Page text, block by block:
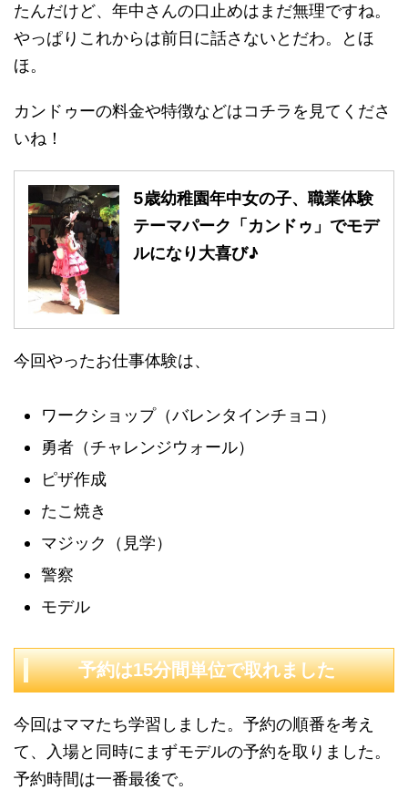
たんだけど、年中さんの口止めはまだ無理ですね。
やっぱりこれからは前日に話さないとだわ。とほ
ほ。
カンドゥーの料金や特徴などはコチラを見てくださ
いね！
5歳幼稚園年中女の子、職業体験
テーマパーク「カンドゥ」でモデ
ルになり大喜び♪
今回やったお仕事体験は、
ワークショップ（バレンタインチョコ）
勇者（チャレンジウォール）
ピザ作成
たこ焼き
マジック（見学）
警察
モデル
予約は15分間単位で取れました
今回はママたち学習しました。予約の順番を考え
て、入場と同時にまずモデルの予約を取りました。
予約時間は一番最後で。